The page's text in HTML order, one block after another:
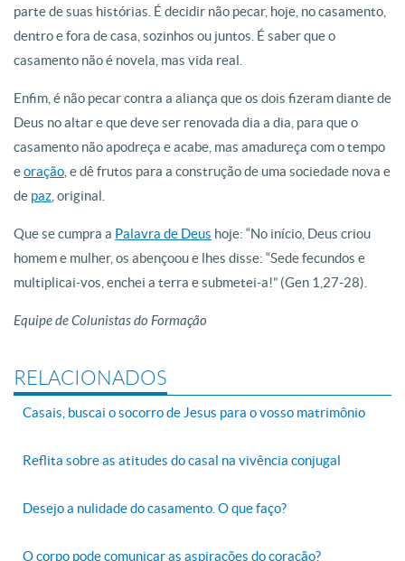
parte de suas histórias. É decidir não pecar, hoje, no casamento,
dentro e fora de casa, sozinhos ou juntos. É saber que o
casamento não é novela, mas vida real.
Enfim, é não pecar contra a aliança que os dois fizeram diante de
Deus no altar e que deve ser renovada dia a dia, para que o
casamento não apodreça e acabe, mas amadureça com o tempo
eoração , e dê frutos para a construção de uma sociedade nova e
de paz , original.
Que se cumpra a Palavra de Deus hoje: “No início, Deus criou
homem e mulher, os abençoou e lhes disse: “Sede fecundos e
multiplicai-vos, enchei a terra e submetei-a!” (Gen 1,27-28).
Equipe de Colunistas do Formação
RELACIONADOS
Casais, buscai o socorro de Jesus para o vosso matrimônio
Reflita sobre as atitudes do casal na vivência conjugal
Desejo a nulidade do casamento. O que faço?
O corpo pode comunicar as aspirações do coração?